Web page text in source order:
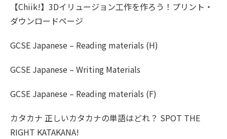
【Chiik!】3Dイリュージョン工作を作ろう！プリント・
ダウンロードページ
GCSE Japanese – Reading materials (H)
GCSE Japanese – Writing Materials
GCSE Japanese – Reading materials (F)
カタカナ 正しいカタカナの単語はどれ？ SPOT THE
RIGHT KATAKANA!